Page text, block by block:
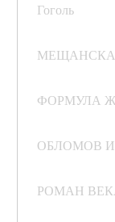
Гоголь
МЕЩАНСКАЯ
ФОРМУЛА
ОБЛОМОВ И
РОМАН